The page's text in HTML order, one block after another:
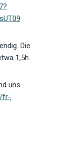
Die
1,5h.
uns
fr-